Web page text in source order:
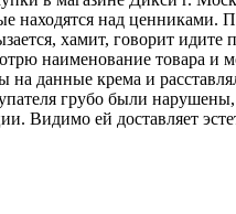
находятся над ценниками.
хамит, говорит
наименование товара
данные крема и
грубо были
Видимо ей доставляет